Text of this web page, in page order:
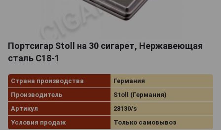
Портсигар Stoll на 30 сигарет, Нержавеющая
сталь C18-1
Страна производства
Германия
Производитель
Stoll (Германия)
Артикул
28130/s
Условия продаж
Только самовывоз